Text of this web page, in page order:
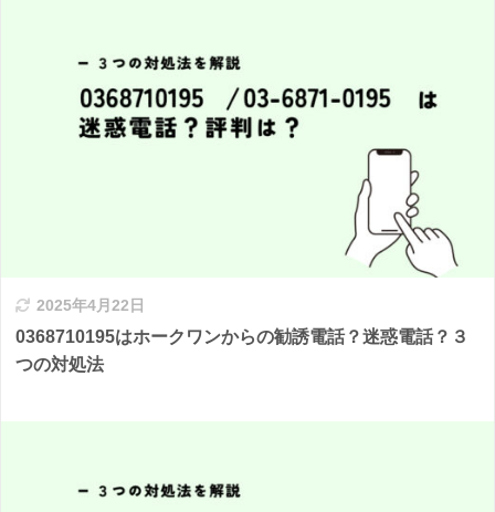
2025年4月22日
0368710195はホークワンからの勧誘電話？迷惑電話？３
つの対処法